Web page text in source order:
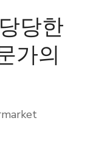
당한
가의